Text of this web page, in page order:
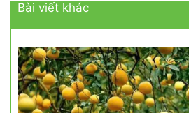
Bài viết khác